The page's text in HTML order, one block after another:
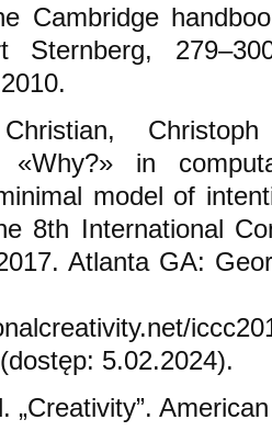
Cambridge
Sternberg,
Christian,
«Why?» in
model of
8th International
Atlanta GA:
5.02.2024).
„Creativity”.